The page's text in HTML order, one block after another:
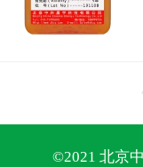
©2021 北京